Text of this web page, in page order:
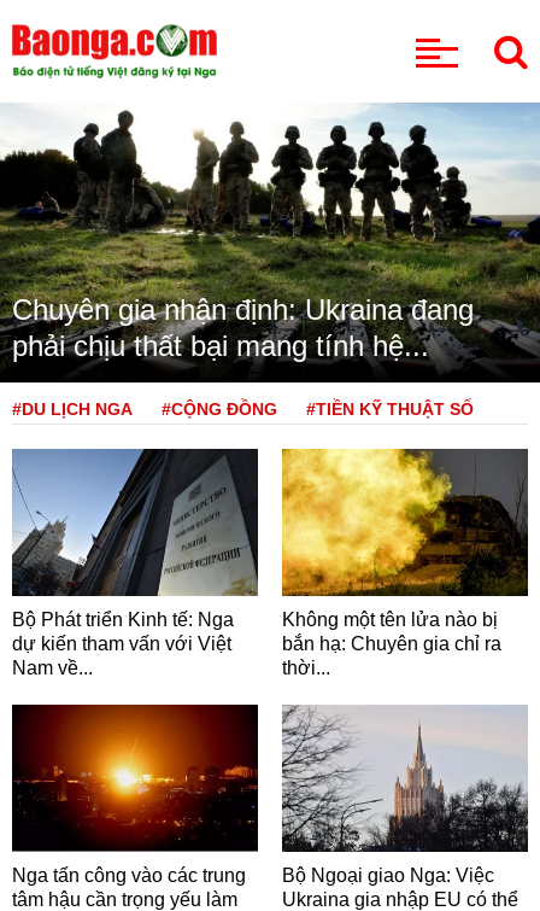
Chuyên gia nhận định: Ukraina đang
phải chịu thất bại mang tính hệ...
#DU LỊCH NGA #CỘNG ĐỒNG #TIỀN KỸ THUẬT SỐ
Bộ Phát triển Kinh tế: Nga
dự kiến tham vấn với Việt
Nam về...
Không một tên lửa nào bị
bắn hạ: Chuyên gia chỉ ra
thời...
Nga tấn công vào các trung
tâm hậu cần trọng yếu làm
Bộ Ngoại giao Nga: Việc
Ukraina gia nhập EU có thể